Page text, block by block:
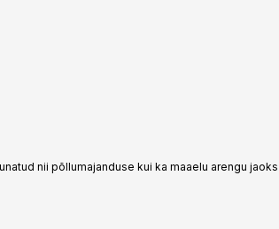
nii põllumajanduse kui ka maaelu arengu jaoks